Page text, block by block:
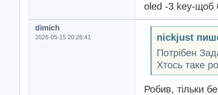
oled -3 key-щоб
dimich
2026-05-15 20:26:41
nickjust
Потрібен
Хтось таке
Робив, тільки